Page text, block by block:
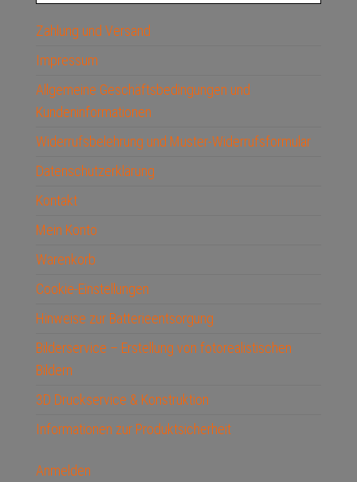
Zahlung und Versand
Impressum
Allgemeine Geschäftsbedingungen und
Kundeninformationen
Widerrufsbelehrung und Muster-Widerrufsformular
Datenschutzerklärung
Kontakt
Mein Konto
Warenkorb
Cookie-Einstellungen
Hinweise zur Batterieentsorgung
Bilderservice – Erstellung von fotorealistischen
Bildern
3D Druckservice & Konstruktion
Informationen zur Produktsicherheit
Anmelden